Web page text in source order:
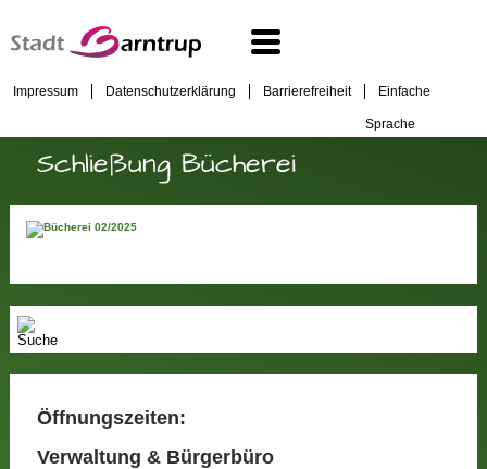
Impressum Datenschutzerklärung Barrierefreiheit Einfache
Sprache
Schließung Bücherei
Öffnungszeiten:
Verwaltung & Bürgerbüro